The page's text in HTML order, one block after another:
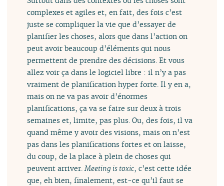
complexes et agiles et, en fait, des fois c’est
juste se compliquer la vie que d’essayer de
planifier les choses, alors que dans l’action on
peut avoir beaucoup d’éléments qui nous
permettent de prendre des décisions. Et vous
allez voir ça dans le logiciel libre : il n’y a pas
vraiment de planification hyper forte. Il y en a,
mais on ne va pas avoir d’énormes
planifications, ça va se faire sur deux à trois
semaines et, limite, pas plus. Ou, des fois, il va
quand même y avoir des visions, mais on n’est
pas dans les planifications fortes et on laisse,
du coup, de la place à plein de choses qui
peuvent arriver.Meeting is toxic, c’est cette idée
que, eh bien, finalement, est-ce qu’il faut se